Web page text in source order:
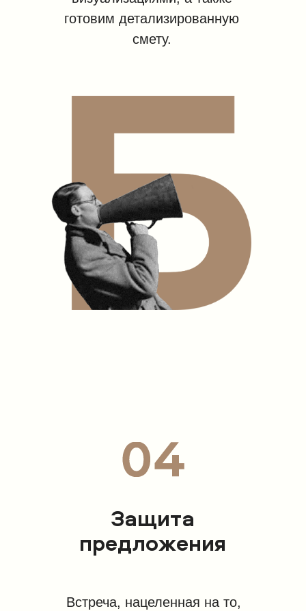
готовим детализированную
смету.
Защита
предложения
Встреча, нацеленная на то,